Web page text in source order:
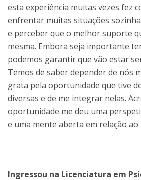
esta experiência muitas vezes fez
enfrentar muitas situações
e perceber que o melhor suporte
mesma. Embora seja importante
podemos garantir que vão estar
Temos de saber depender de nós
grata pela oportunidade que tive
diversas e de me integrar nelas.
oportunidade me deu uma
e uma mente aberta em relação ao
Ingressou na Licenciatura em